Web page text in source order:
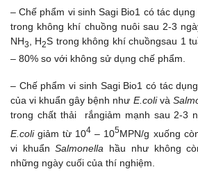
– Chế phẩm vi sinh Sagi Bio1 có tác
trong không khí chuồng nuôi sau 2-3
NH3 , H2S trong không khí chuồngsau 1
– 80% so với không sử dụng chế phẩm.
– Chế phẩm vi sinh Sagi Bio1 có tác
của vi khuẩn gây bệnh như E.colivà
trong chất thải rắngiảm mạnh sau 2-3
E.coligiảm từ 104 – 105MPN/g xuống
vi khuẩnSalmonella hầu như không
những ngày cuối của thí nghiệm.